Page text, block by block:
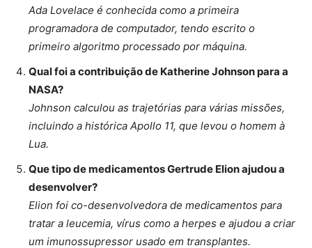
Ada Lovelace é conhecida como a primeira
programadora de computador, tendo escrito o
primeiro algoritmo processado por máquina.
Qual foi a contribuição de Katherine Johnson para a
NASA?
Johnson calculou as trajetórias para várias missões,
incluindo a histórica Apollo 11, que levou o homem à
Lua.
Que tipo de medicamentos Gertrude Elion ajudou a
desenvolver?
Elion foi co-desenvolvedora de medicamentos para
tratar a leucemia, vírus como a herpes e ajudou a criar
um imunossupressor usado em transplantes.